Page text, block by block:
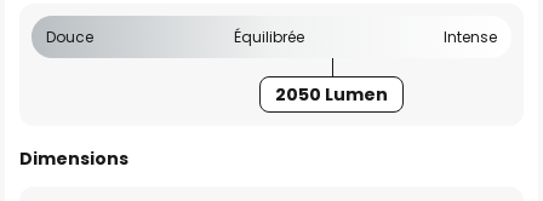
Douce Équilibrée Intense
2050 Lumen
Dimensions